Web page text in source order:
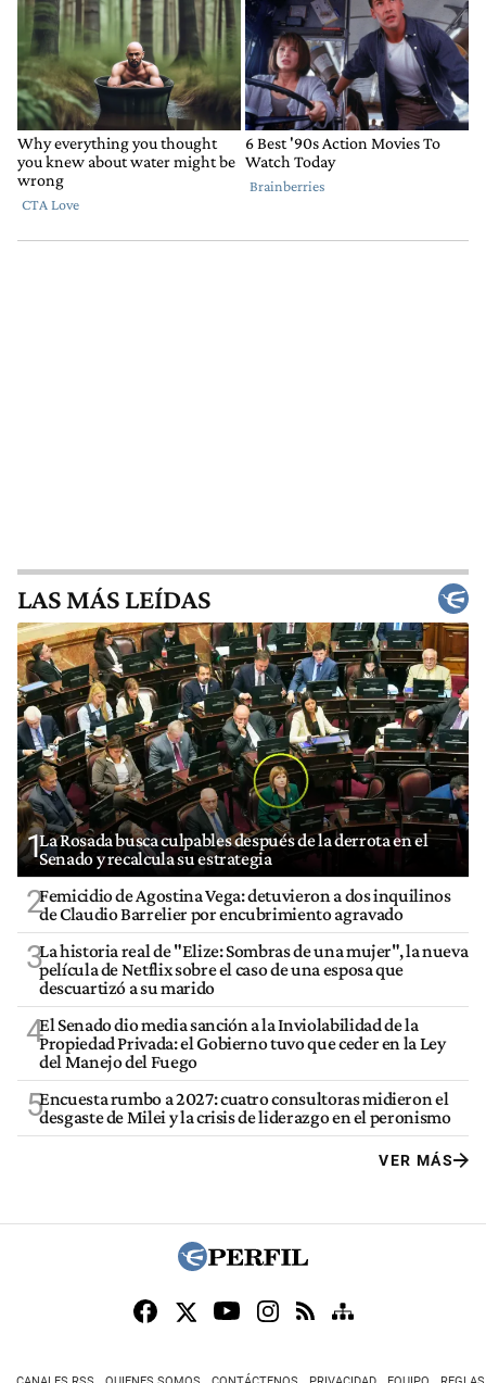
LAS MÁS LEÍDAS
1La Rosada busca culpables después de la derrota en el
Senado y recalcula su estrategia
2Femicidio de Agostina Vega: detuvieron a dos inquilinos
de Claudio Barrelier por encubrimiento agravado
3La historia real de "Elize: Sombras de una mujer", la nueva
película de Netflix sobre el caso de una esposa que
descuartizó a su marido
4El Senado dio media sanción a la Inviolabilidad de la
Propiedad Privada: el Gobierno tuvo que ceder en la Ley
del Manejo del Fuego
5Encuesta rumbo a 2027: cuatro consultoras midieron el
desgaste de Milei y la crisis de liderazgo en el peronismo
VER MÁS